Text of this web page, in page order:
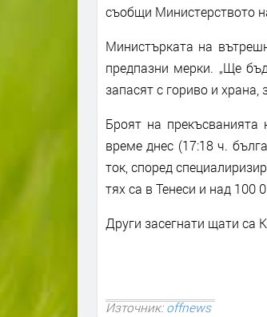
съобщи Министерството
Министърката на
предпазни мерки. „Ще
запасят с гориво и храна,
Броят на
време днес (17:18 ч.
ток, според
тях са в Тенеси и над 100
Други засегнати щати са
Източник:offnews